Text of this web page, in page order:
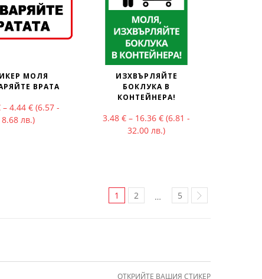
4.44 €
МОЛЯ
ВРАТА
– 4.44 €Price range: 3.36 € through 4.44 €
(6.57 -
8.68 лв.)
ИЗХВЪРЛЯЙТЕ
БОКЛУКА В
КОНТЕЙНЕРА!
3.48€ – 16.36€Price range: 3.48 €
(6.81 -
32.00 лв.)
1 2 … 5
ОТКРИЙТЕ ВАШИЯ СТИКЕР